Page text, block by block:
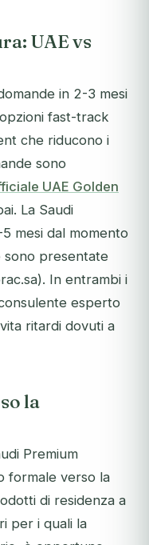
UAE vs
in 2-3 mesi
fast-track
che riducono i
sono
UAE Golden
La Saudi
mesi dal momento
sono presentate
In entrambi i
esperto
ritardi dovuti a
la
Premium
formale verso la
di residenza a
per i quali la